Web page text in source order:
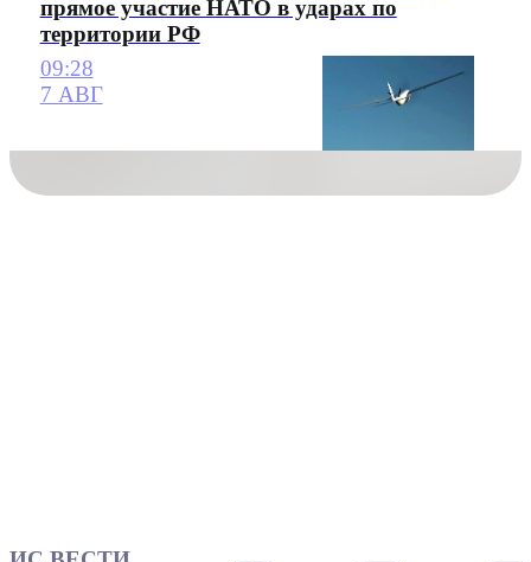
прямое участие НАТО в ударах по
территории РФ
09:28
7 АВГ